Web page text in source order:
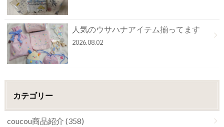
人気のウサハナアイテム揃ってます
2026.08.02
カテゴリー
coucou商品紹介 (358)